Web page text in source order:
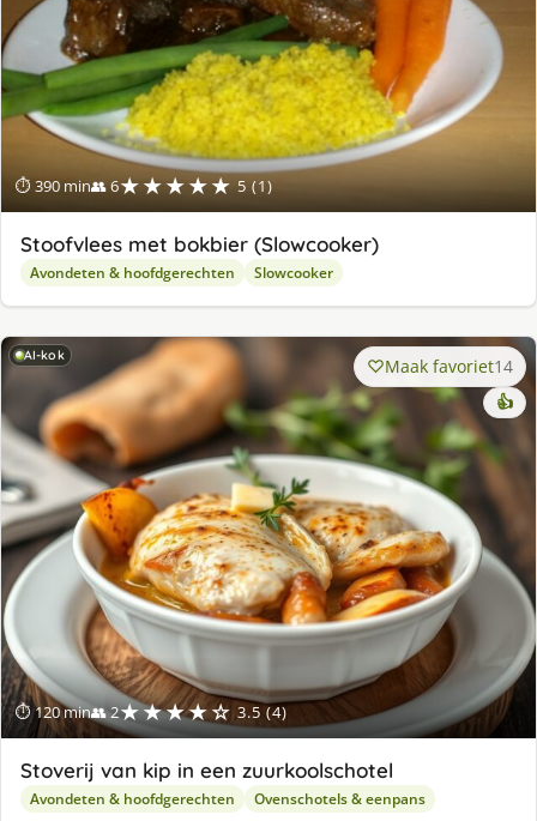
⏱ 390 min👥 6★★★★★ 5 (1)
Stoofvlees met bokbier (Slowcooker)
Avondeten & hoofdgerechten Slowcooker
AI-kok
⏱ 120 min👥 2★★★★☆ 3.5 (4)
Maak favoriet14
👍
Stoverij van kip in een zuurkoolschotel
Avondeten & hoofdgerechten Ovenschotels & eenpans